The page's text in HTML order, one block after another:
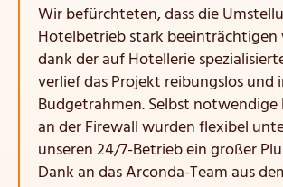
Wir befürchteten, dass die
Hotelbetrieb stark beeinträchtigen
dank der auf Hotellerie
verlief das Projekt reibungslos und
Budgetrahmen. Selbst
an der Firewall wurden flexibel
unseren 24/7-Betrieb ein großer
Dank an das Arconda-Team aus